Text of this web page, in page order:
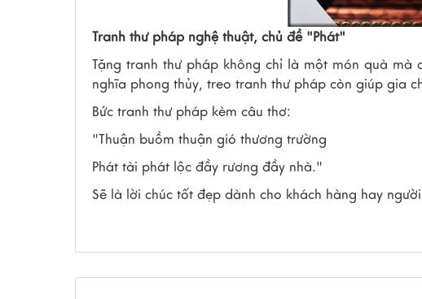
Tranh thư pháp nghệ thuật, chủ đề "Phát"
Tặng tranh thư pháp không chỉ là một món quà
nghĩa phong thủy, treo tranh thư pháp còn giúp gia
Bức tranh thư pháp kèm câu thơ:
"Thuận buồm thuận gió thương trường
Phát tài phát lộc đầy rương đầy nhà."
Sẽ là lời chúc tốt đẹp dành cho khách hàng hay